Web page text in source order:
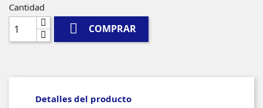
Cantidad
 COMPRAR
Detalles del producto